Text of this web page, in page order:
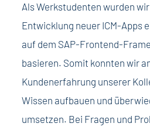
Als Werkstudenten wurden
Entwicklung neuer ICM-Apps
auf dem SAP-Frontend-
basieren. Somit konnten wir
Kundenerfahrung unserer
Wissen aufbauen und
umsetzen. Bei Fragen und